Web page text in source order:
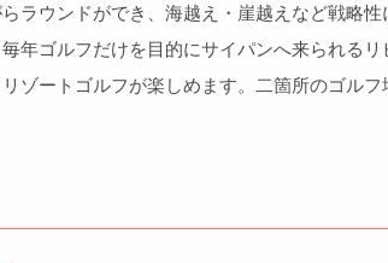
ラウンドができ、海越え・崖越えなど戦略
年ゴルフだけを目的にサイパンへ来られるリ
ゾートゴルフが楽しめます。二箇所のゴル